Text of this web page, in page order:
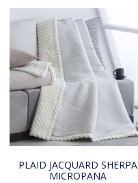
PLAID JACQUARD SHERPA
MICROPANA